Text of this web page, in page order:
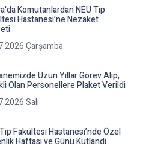
Komutanlardan NEÜ Tıp
Hastanesi'ne Nezaket
Çarşamba
Uzun Yıllar Görev Alıp,
Olan Personellere Plaket Verildi
Salı
Fakültesi Hastanesi’nde Özel
Haftası ve Günü Kutlandı